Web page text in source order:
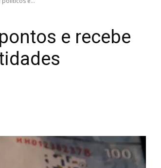
e recebe